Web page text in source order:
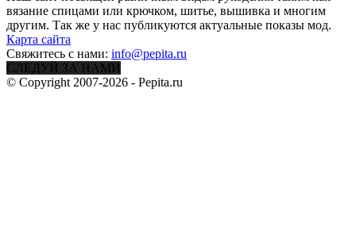
вязание спицами или крючком, шитье, вышивка и многим
другим. Так же у нас публикуются актуальные показы мод.
Карта сайта
Свяжитесь с нами: info@pepita.ru
СЛЕДУЙ ЗА НАМИ
© Copyright 2007-2026 - Pepita.ru